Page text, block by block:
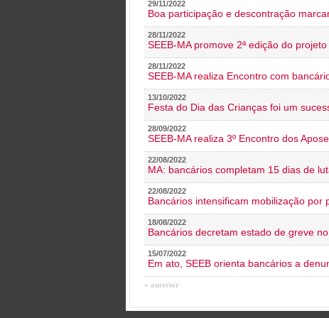
29/11/2022
Boa participação e descontração
28/11/2022
SEEB-MA promove 2ª edição do
28/11/2022
SEEB-MA realiza Encontro com
13/10/2022
Festa do Dia das Crianças foi um
28/09/2022
SEEB-MA realiza 3º Encontro dos
22/08/2022
MA: bancários completam 15 dias de
22/08/2022
Bancários intensificam mobilização por
18/08/2022
Bancários decretam estado de greve
15/07/2022
Em ato, SEEB orienta bancários a
« anterior